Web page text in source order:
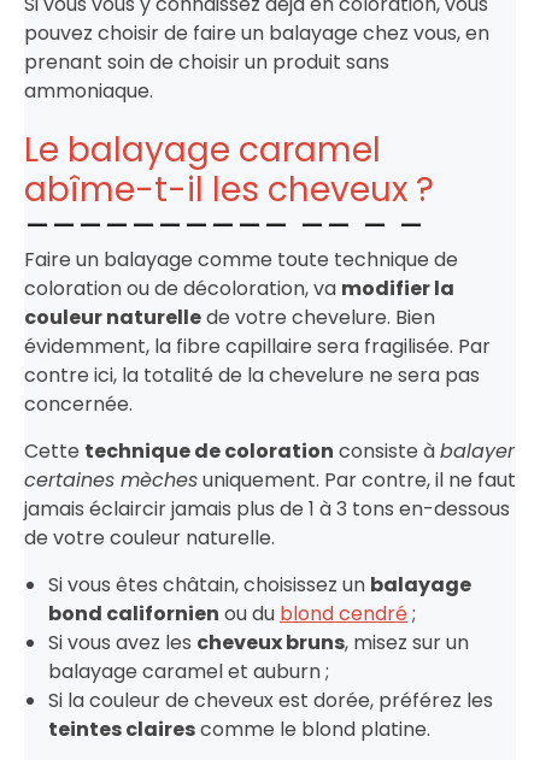
pouvez choisir de faire un balayage chez vous, en
prenant soin de choisir un produit sans
ammoniaque.
Le balayage caramel
abîme-t-il les cheveux ?
Faire un balayage comme toute technique de
coloration ou de décoloration, va modifier la
couleur naturellede votre chevelure. Bien
évidemment, la fibre capillaire sera fragilisée. Par
contre ici, la totalité de la chevelure ne sera pas
concernée.
Cette technique de coloration consiste àbalayer
certaines mèchesuniquement. Par contre, il ne faut
jamais éclaircir jamais plus de 1 à 3 tons en-dessous
de votre couleur naturelle.
Si vous êtes châtain, choisissez un balayage
bond californien ou du blond cendré;
Si vous avez les cheveux bruns, misez sur un
balayage caramel et auburn ;
Si la couleur de cheveux est dorée, préférez les
teintes clairescomme le blond platine.